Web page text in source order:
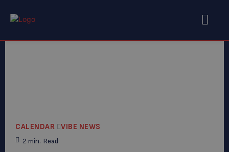
CALENDAR VIBE NEWS
2 min. Read